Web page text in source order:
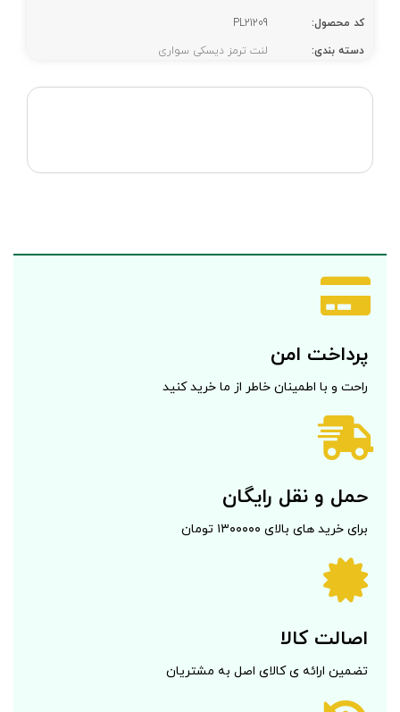
کد محصول:
PL21209
دسته بندی:
لنت ترمز دیسکی سواری
پرداخت امن
راحت و با اطمینان خاطر از ما خرید کنید
حمل و نقل رایگان
برای خرید های بالای ۱۳۰۰۰۰۰ تومان
اصالت کالا
تضمین ارائه ی کالای اصل به مشتریان